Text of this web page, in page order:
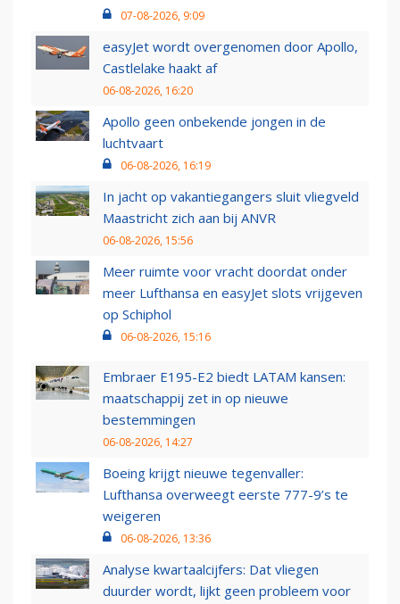
07-08-2026, 9:09
easyJet wordt overgenomen door Apollo,
Castlelake haakt af
06-08-2026, 16:20
Apollo geen onbekende jongen in de
luchtvaart
06-08-2026, 16:19
In jacht op vakantiegangers sluit vliegveld
Maastricht zich aan bij ANVR
06-08-2026, 15:56
Meer ruimte voor vracht doordat onder
meer Lufthansa en easyJet slots vrijgeven
op Schiphol
06-08-2026, 15:16
Embraer E195-E2 biedt LATAM kansen:
maatschappij zet in op nieuwe
bestemmingen
06-08-2026, 14:27
Boeing krijgt nieuwe tegenvaller:
Lufthansa overweegt eerste 777-9’s te
weigeren
06-08-2026, 13:36
Analyse kwartaalcijfers: Dat vliegen
duurder wordt, lijkt geen probleem voor